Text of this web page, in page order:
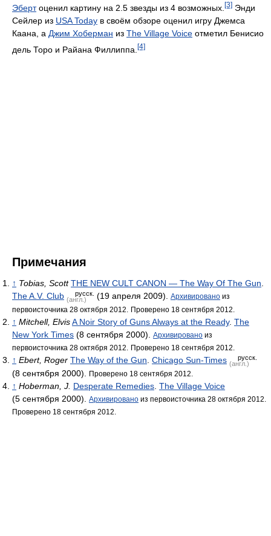
Эбертоценил картину на 2.5 звезды из 4 возможных. [3] Энди
Сейлер из USA Today в своём обзоре оценил игру Джемса
Каана, а Джим Хоберман из The Village Voice отметил Бенисио
дель Торо и Райана Филлиппа. [4]
Примечания
↑ Tobias, Scott THE NEW CULT CANON — The Way Of The Gun
The A.V. Club (англ.)
русск. (19 апреля 2009). Архивированоиз
первоисточника 28 октября 2012.
Проверено 18 сентября 2012.
↑ Mitchell, ElvisA Noir Story of Guns Always at the Ready. The
New York Times (8 сентября 2000). Архивировано из
первоисточника 28 октября 2012.
Проверено 18 сентября 2012.
↑ Ebert, Roger The Way of the Gun Chicago Sun-Times (англ.)
русск.
(8 сентября 2000). Проверено 18 сентября 2012.
↑ Hoberman, J. Desperate Remedies The Village Voice
(5 сентября 2000).
Архивировано из первоисточника 28 октября 2012.
Проверено 18 сентября 2012.